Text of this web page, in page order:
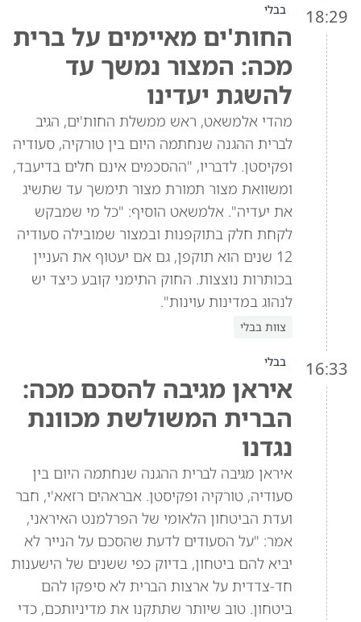
18:29 בבלי
החות'ים מאיימים על ברית
מכה: המצור נמשך עד
להשגת יעדינו
מהדי אלמשאט, ראש ממשלת החות'ים, הגיב
לברית ההגנה שנחתמה היום בין טורקיה, סעודיה
ופקיסטן. לדבריו, "ההסכמים אינם חלים בדיעבד,
ומשוואת מצור תמורת מצור תימשך עד שתשיג
את יעדיה". אלמשאט הוסיף: "כל מי שמבקש
לקחת חלק בתוקפנות ובמצור שמובילה סעודיה
12 שנים הוא תוקפן, גם אם יעטוף את העניין
בכותרות נוצצות. החוק התימני קובע כיצד יש
לנהוג במדינות עוינות".
צוות בבלי
16:33 בבלי
איראן מגיבה להסכם מכה:
הברית המשולשת מכוונת
נגדנו
איראן מגיבה לברית ההגנה שנחתמה היום בין
סעודיה, טורקיה ופקיסטן. אבראהים רזאא'י, חבר
ועדת הביטחון הלאומי של הפרלמנט האיראני,
אמר: "על הסעודים לדעת שהסכם על הנייר לא
יביא להם ביטחון, בדיוק כפי ששנים של הישענות
חד-צדדית על ארצות הברית לא סיפקו להם
ביטחון. טוב שיותר שתתקנו את מדיניותכם, כדי